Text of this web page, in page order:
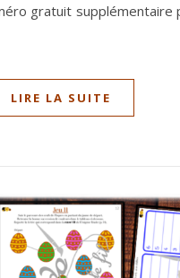
gratuit supplémentaire
LIRE LA SUITE